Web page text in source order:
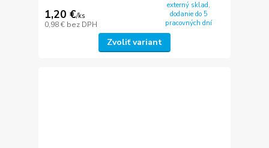
1,20 €/ks
0,98 € bez DPH
externý sklad,
dodanie do 5
pracovných dní
Zvoliť variant